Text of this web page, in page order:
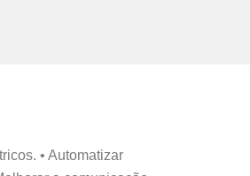
• Automatizar